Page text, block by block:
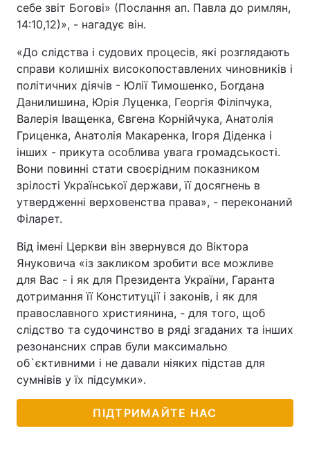
себе звіт Богові» (Послання ап. Павла до римлян,
14:10,12)», - нагадує він.
«До слідства і судових процесів, які розглядають
справи колишніх високопоставлених чиновників і
політичних діячів - Юлії Тимошенко, Богдана
Данилишина, Юрія Луценка, Георгія Філіпчука,
Валерія Іващенка, Євгена Корнійчука, Анатолія
Гриценка, Анатолія Макаренка, Ігоря Діденка і
інших - прикута особлива увага громадськості.
Вони повинні стати своєрідним показником
зрілості Української держави, її досягнень в
утвердженні верховенства права», - переконаний
Філарет.
Від імені Церкви він звернувся до Віктора
Януковича «із закликом зробити все можливе
для Вас - і як для Президента України, Гаранта
дотримання її Конституції і законів, і як для
православного християнина, - для того, щоб
слідство та судочинство в ряді згаданих та інших
резонансних справ були максимально
об`єктивними і не давали ніяких підстав для
сумнівів у їх підсумки».
ПІДТРИМАЙТЕ НАС